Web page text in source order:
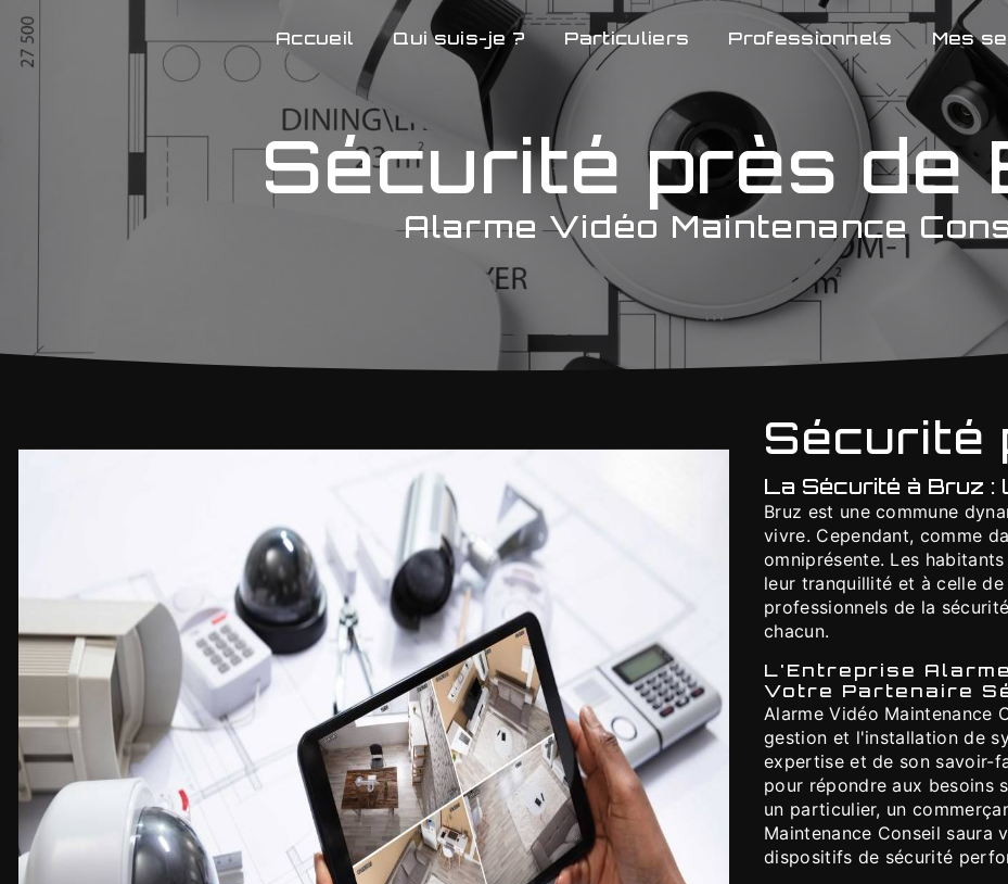
Accueil Qui suis-je ? Particuliers Professionnels Mes
Sécurité près de
Alarme Vidéo Maintenance
Sécurité
La Sécurité à Bruz :
Bruz est une commune
vivre. Cependant, comme
omniprésente. Les
leur tranquillité et à celle
professionnels de la
chacun.
L'Entreprise
Votre Partenaire
Alarme Vidéo Maintenance
gestion et l'installation de
expertise et de son savoir-
pour répondre aux besoins
un particulier, un
Maintenance Conseil saura
dispositifs de sécurité
Panneau de gestion des cookies